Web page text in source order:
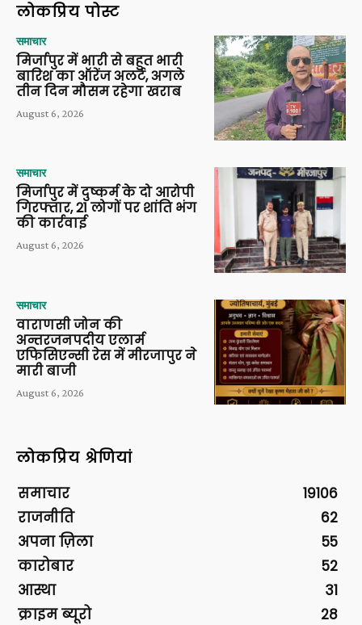
लोकप्रिय पोस्ट
समाचार
मिर्जापुर में भारी से बहुत भारी
बारिश का ऑरेंज अलर्ट, अगले
तीन दिन मौसम रहेगा खराब
August 6, 2026
समाचार
मिर्जापुर में दुष्कर्म के दो आरोपी
गिरफ्तार, 21 लोगों पर शांति भंग
की कार्रवाई
August 6, 2026
समाचार
वाराणसी जोन की
अन्तरजनपदीय एलार्म
एफिसिएन्सी रेस में मीरजापुर ने
मारी बाजी
August 6, 2026
लोकप्रिय श्रेणियां
समाचार
19106
राजनीति
62
अपना ज़िला
55
कारोबार
52
आस्था
31
क्राइम ब्यूरो
28